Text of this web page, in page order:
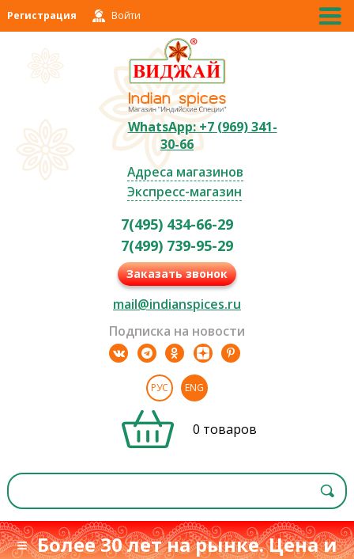
Регистрация Войти
WhatsApp: +7 (969) 341-
30-66
Адреса магазинов
Экспресс-магазин
7(495) 434-66-29
7(499) 739-95-29
Заказать звонок
mail@indianspices.ru
Подписка на новости
РУС ENG
0 товаров
≡ Более 30 лет на рынке. Цена и